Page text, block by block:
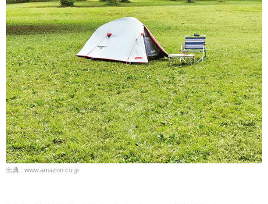
出典 : www.amazon.co.jp